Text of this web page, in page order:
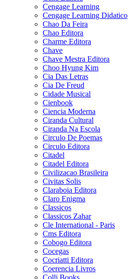
Cengage Learning
Cengage Learning Didatico
Chao Da Feira
Chao Editora
Charme Editora
Chave
Chave Mestra Editora
Choo Hyung Kim
Cia Das Letras
Cia De Freud
Cidade Musical
Cienbook
Ciencia Moderna
Ciranda Cultural
Ciranda Na Escola
Circulo De Poemas
Circulo Editora
Citadel
Citadel Editora
Civilizacao Brasileira
Civitas Solis
Claraboia Editora
Claro Enigma
Classicos
Classicos Zahar
Cle International - Paris
Cms Editora
Cobogo Editora
Cocegas
Cocriatti Editora
Coerencia Livros
Colli Books